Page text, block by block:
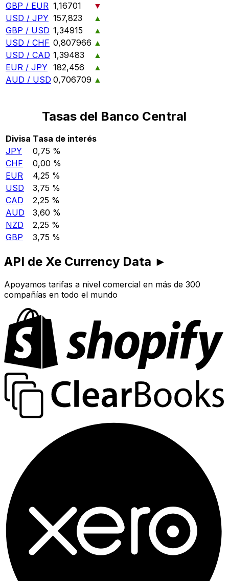
GBP / EUR 1,16701
▼
USD / JPY 157,823
▲
GBP / USD 1,34915
▲
USD / CHF 0,807966 ▲
USD / CAD 1,39483
▲
EUR / JPY 182,456
▲
AUD / USD 0,706709 ▲
Tasas del Banco Central
Divisa Tasa de interés
JPY
0,75 %
CHF
0,00 %
EUR
4,25 %
USD
3,75 %
CAD
2,25 %
AUD
3,60 %
NZD
2,25 %
GBP
3,75 %
API de Xe Currency Data ►
Apoyamos tarifas a nivel comercial en más de 300
compañías en todo el mundo